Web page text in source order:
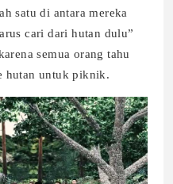
satu di antara mereka
cari dari hutan dulu”
semua orang tahu
hutan untuk piknik.